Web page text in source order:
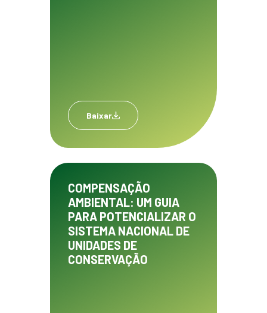
Baixar
COMPENSAÇÃO
AMBIENTAL: UM GUIA
PARA POTENCIALIZAR O
SISTEMA NACIONAL DE
UNIDADES DE
CONSERVAÇÃO